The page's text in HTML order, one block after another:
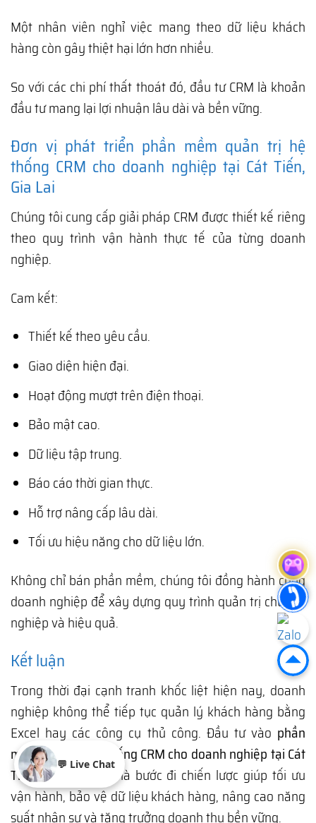
Một nhân viên nghỉ việc mang theo dữ liệu khách
hàng còn gây thiệt hại lớn hơn nhiều.
So với các chi phí thất thoát đó, đầu tư CRM là khoản
đầu tư mang lại lợi nhuận lâu dài và bền vững.
Đơn vị phát triển phần mềm quản trị hệ
thống CRM cho doanh nghiệp tại Cát Tiến,
Gia Lai
Chúng tôi cung cấp giải pháp CRM được thiết kế riêng
theo quy trình vận hành thực tế của từng doanh
nghiệp.
Cam kết:
Thiết kế theo yêu cầu.
Giao diện hiện đại.
Hoạt động mượt trên điện thoại.
Bảo mật cao.
Dữ liệu tập trung.
Báo cáo thời gian thực.
Hỗ trợ nâng cấp lâu dài.
Tối ưu hiệu năng cho dữ liệu lớn.
Không chỉ bán phần mềm, chúng tôi đồng hành cùng
doanh nghiệp để xây dựng quy trình quản trị chuyên
nghiệp và hiệu quả.
Kết luận
Trong thời đại cạnh tranh khốc liệt hiện nay, doanh
nghiệp không thể tiếp tục quản lý khách hàng bằng
Excel hay các công cụ thủ công. Đầu tư vào phần
mềm quản trị hệ thống CRM cho doanh nghiệp tại Cát
Tiến, Gia Laichính là bước đi chiến lược giúp tối ưu
vận hành, bảo vệ dữ liệu khách hàng, nâng cao năng
suất nhân sự và tăng trưởng doanh thu bền vững.
💬 Live Chat